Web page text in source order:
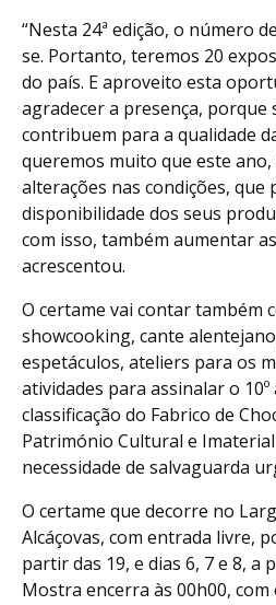
“Nesta 24ª edição, o número
se. Portanto, teremos 20
do país. E aproveito esta
agradecer a presença, porque
contribuem para a qualidade
queremos muito que este ano,
alterações nas condições, que
disponibilidade dos seus
com isso, também aumentar
acrescentou.
O certame vai contar também
showcooking, cante
espetáculos, ateliers para os
atividades para assinalar o
classificação do Fabrico de
Património Cultural e
necessidade de salvaguarda
O certame que decorre no
Alcáçovas, com entrada livre,
partir das 19, e dias 6, 7 e 8, a
Mostra encerra às 00h00, com